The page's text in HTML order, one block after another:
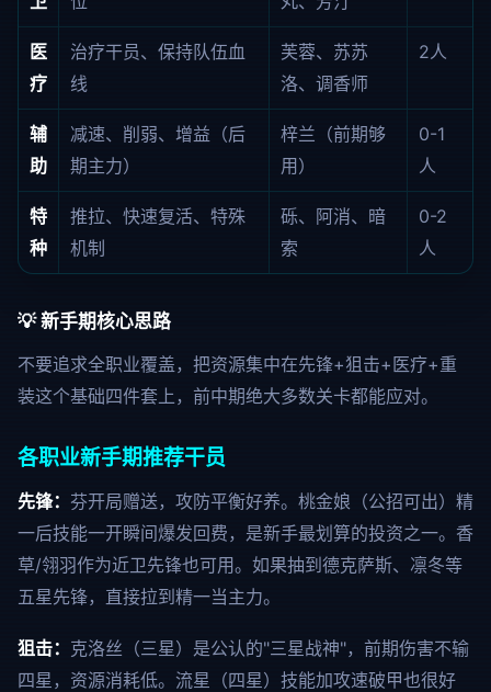
医
疗
治疗干员、保持队伍血
线
芙蓉、苏苏
洛、调香师
2人
辅
助
减速、削弱、增益（后
期主力）
梓兰（前期够
用）
0-1
人
特
种
推拉、快速复活、特殊
机制
砾、阿消、暗
索
0-2
人
💡 新手期核心思路
不要追求全职业覆盖，把资源集中在先锋+狙击+医疗+重
装这个基础四件套上，前中期绝大多数关卡都能应对。
各职业新手期推荐干员
先锋： 芬开局赠送，攻防平衡好养。桃金娘（公招可出）精
一后技能一开瞬间爆发回费，是新手最划算的投资之一。香
草/翎羽作为近卫先锋也可用。如果抽到德克萨斯、凛冬等
五星先锋，直接拉到精一当主力。
狙击： 克洛丝（三星）是公认的"三星战神"，前期伤害不输
四星，资源消耗低。流星（四星）技能加攻速破甲也很好